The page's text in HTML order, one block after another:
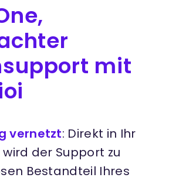
mit
vernetzt: Direkt in Ihr
wird der Support zu
Bestandteil Ihres